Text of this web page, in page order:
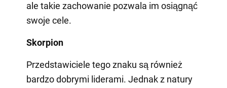
ale takie zachowanie pozwala im osiągnąć
swoje cele.
Skorpion
Przedstawiciele tego znaku są również
bardzo dobrymi liderami. Jednak z natury